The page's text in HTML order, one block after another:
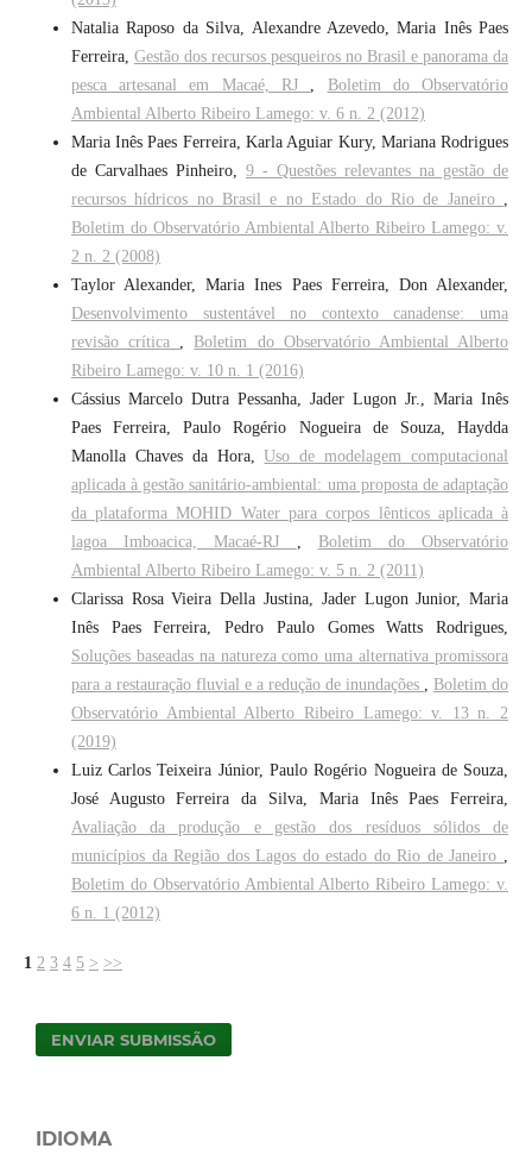
Natalia Raposo da Silva, Alexandre Azevedo, Maria Inês Paes
Ferreira, Gestão dos recursos pesqueiros no Brasil e panorama da
pesca artesanal em Macaé, RJ
Boletim do Observatório
Ambiental Alberto Ribeiro Lamego: v. 6 n. 2 (2012)
Maria Inês Paes Ferreira, Karla Aguiar Kury, Mariana Rodrigues
de Carvalhaes Pinheiro, 9 - Questões relevantes na gestão de
recursos hídricos no Brasil e no Estado do Rio de Janeiro
Boletim do Observatório Ambiental Alberto Ribeiro Lamego: v.
2 n. 2 (2008)
Taylor Alexander, Maria Ines Paes Ferreira, Don Alexander,
Desenvolvimento sustentável no contexto canadense: uma
revisão crítica
Boletim do Observatório Ambiental Alberto
Ribeiro Lamego: v. 10 n. 1 (2016)
Cássius Marcelo Dutra Pessanha, Jader Lugon Jr., Maria Inês
Paes Ferreira, Paulo Rogério Nogueira de Souza, Haydda
Manolla Chaves da Hora,Uso de modelagem computacional
aplicada à gestão sanitário-ambiental: uma proposta de adaptação
da plataforma MOHID Water para corpos lênticos aplicada à
lagoa Imboacica, Macaé-RJ
Boletim do Observatório
Ambiental Alberto Ribeiro Lamego: v. 5 n. 2 (2011)
Clarissa Rosa Vieira Della Justina, Jader Lugon Junior, Maria
Inês Paes Ferreira, Pedro Paulo Gomes Watts Rodrigues,
Soluções baseadas na natureza como uma alternativa promissora
para a restauração fluvial e a redução de inundações
Boletim do
Observatório Ambiental Alberto Ribeiro Lamego: v. 13 n. 2
(2019)
Luiz Carlos Teixeira Júnior, Paulo Rogério Nogueira de Souza,
José Augusto Ferreira da Silva, Maria Inês Paes Ferreira,
Avaliação da produção e gestão dos resíduos sólidos de
municípios da Região dos Lagos do estado do Rio de Janeiro
Boletim do Observatório Ambiental Alberto Ribeiro Lamego: v.
6 n. 1 (2012)
1 2 3 4 5 > >>
ENVIAR SUBMISSÃO
IDIOMA